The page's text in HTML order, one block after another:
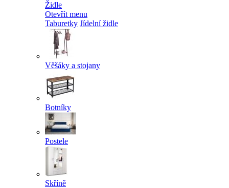
Židle
Otevřít menu
Taburetky Jídelní židle
Věšáky a stojany
Botníky
Postele
Skříně